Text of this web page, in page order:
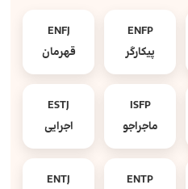
ENFP
پیکارگر
ENFJ
قهرمان
ISFP
ماجراجو
ESTJ
اجرایی
ENTP
ENTJ